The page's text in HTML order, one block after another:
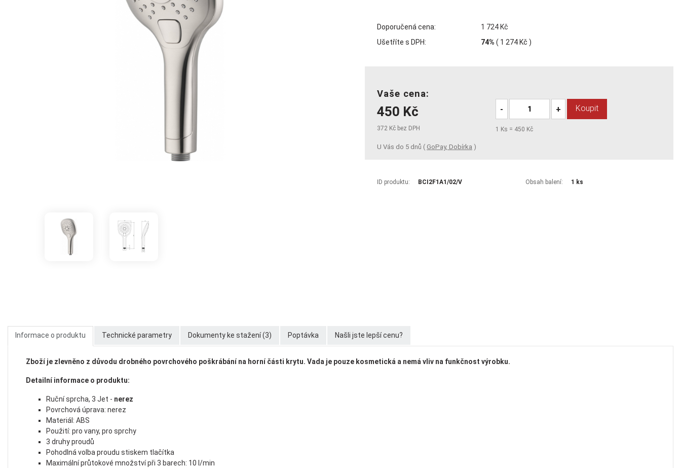
Doporučená cena:
1 724 Kč
Ušetříte s DPH:
74% ( 1 274 Kč )
Vaše cena:
450 Kč
372 Kč bez DPH
- + Koupit
1 Ks = 450 Kč
U Vás do 5 dnů ( GoPay, Dobírka )
ID produktu: BCI2F1A1/02/V Obsah balení: 1 ks
Informace o produktu Technické parametry Dokumenty ke stažení (3) Poptávka Našli jste lepší cenu?
Zboží je zlevněno z důvodu drobného povrchového poškrábání na horní části krytu. Vada je pouze kosmetická a nemá vliv na funkčnost výrobku.
Detailní informace o produktu:
Ruční sprcha, 3 Jet - nerez
Povrchová úprava: nerez
Materiál: ABS
Použití: pro vany, pro sprchy
3 druhy proudů
Pohodlná volba proudu stiskem tlačítka
Maximální průtokové množství při 3 barech: 10 l/min